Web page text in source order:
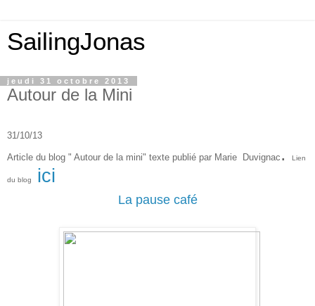
SailingJonas
jeudi 31 octobre 2013
Autour de la Mini
31/10/13
Article du blog " Autour de la mini" texte publié par Marie Duvignac . Lien
du blog ici
La pause café